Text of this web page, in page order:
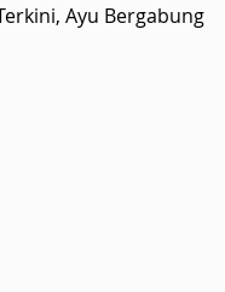
Ayu Bergabung